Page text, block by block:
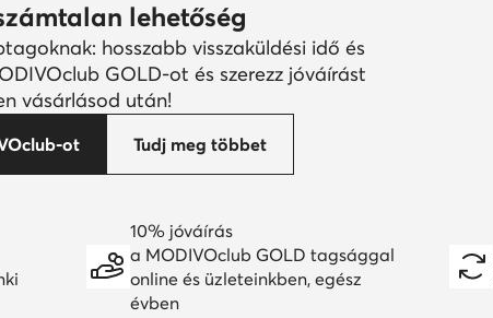
lehetőség
hosszabb visszaküldési idő és
GOLD-ot és szerezz jóváírást
vásárlásod után!
ot Tudj meg többet
10% jóváírás
a MODIVOclub GOLD tagsággal
online és üzleteinkben, egész
évben